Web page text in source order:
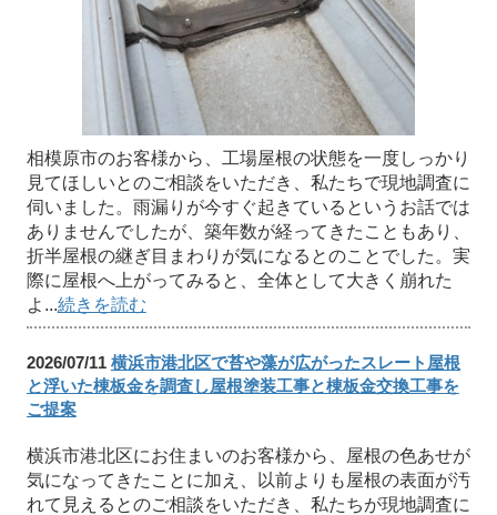
相模原市のお客様から、工場屋根の状態を一度しっかり
見てほしいとのご相談をいただき、私たちで現地調査に
伺いました。雨漏りが今すぐ起きているというお話では
ありませんでしたが、築年数が経ってきたこともあり、
折半屋根の継ぎ目まわりが気になるとのことでした。実
際に屋根へ上がってみると、全体として大きく崩れた
よ...続きを読む
2026/07/11 横浜市港北区で苔や藻が広がったスレート屋根
と浮いた棟板金を調査し屋根塗装工事と棟板金交換工事を
ご提案
横浜市港北区にお住まいのお客様から、屋根の色あせが
気になってきたことに加え、以前よりも屋根の表面が汚
れて見えるとのご相談をいただき、私たちが現地調査に